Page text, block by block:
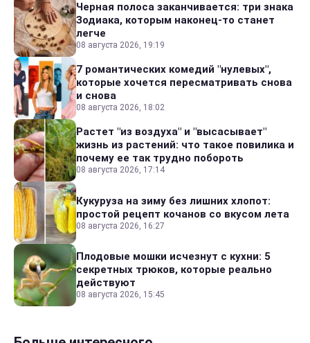
Черная полоса заканчивается: три знака
Зодиака, которым наконец-то станет
легче
08 августа 2026, 19:19
7 романтических комедий "нулевых",
которые хочется пересматривать снова
и снова
08 августа 2026, 18:02
Растет "из воздуха" и "высасывает"
жизнь из растений: что такое повилика и
почему ее так трудно побороть
08 августа 2026, 17:14
Кукуруза на зиму без лишних хлопот:
простой рецепт кочанов со вкусом лета
08 августа 2026, 16:27
Плодовые мошки исчезнут с кухни: 5
секретных трюков, которые реально
действуют
08 августа 2026, 15:45